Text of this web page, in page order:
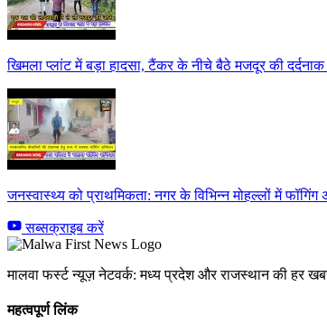
खिमला प्लांट में बड़ा हादसा, टैंकर के नीचे बैठे मजदूर की
जनस्वास्थ्य को प्राथमिकता: नगर के विभिन्न मोहल्लों में फॉगिंग
सब्सक्राइब करें
मालवा फर्स्ट न्यूज़ नेटवर्क: मध्य प्रदेश और राजस्थान की
महत्वपूर्ण लिंक